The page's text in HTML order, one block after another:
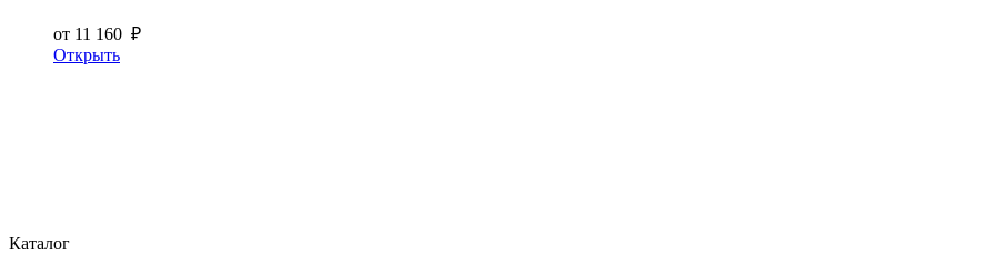
от 11 160 ₽
Открыть
Каталог